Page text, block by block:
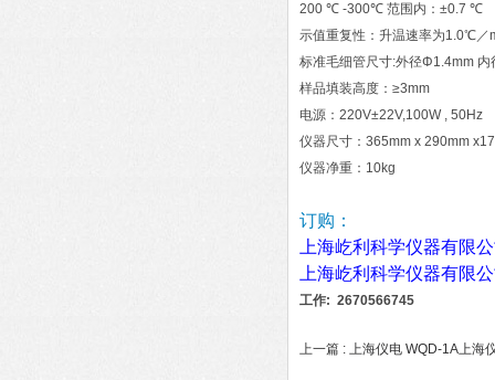
200 ℃ -300℃ 范围内：±0.7 ℃
示值重复性：升温速率为1.0℃／
标准毛细管尺寸:外径Φ1.4mm
样品填装高度：≥3mm
电源： 220V±22V,100W , 50Hz
仪器尺寸： 365mm x 290mm
仪器净重： 10kg
订购：
上海屹利科学仪器有限
上海屹利科学仪器有限
工作: 2670566745
上一篇 : 上海仪电 WQD-1A上海